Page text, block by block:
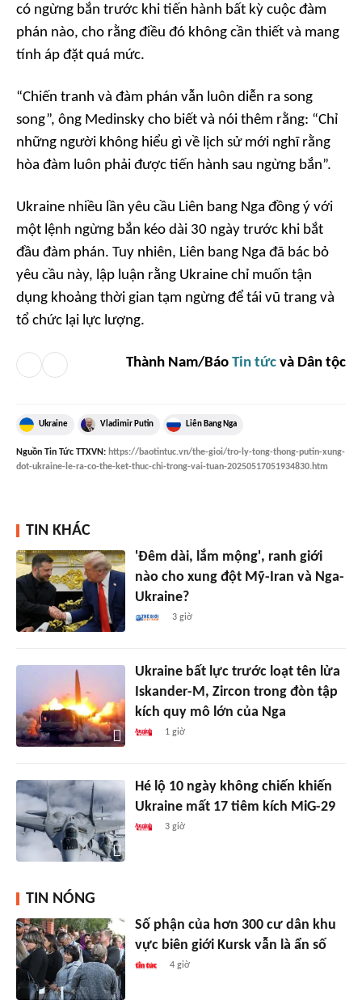
có ngừng bắn trước khi tiến hành bất kỳ cuộc đàm
phán nào, cho rằng điều đó không cần thiết và mang
tính áp đặt quá mức.
“Chiến tranh và đàm phán vẫn luôn diễn ra song
song”, ông Medinsky cho biết và nói thêm rằng: “Chỉ
những người không hiểu gì về lịch sử mới nghĩ rằng
hòa đàm luôn phải được tiến hành sau ngừng bắn”.
Ukraine nhiều lần yêu cầu Liên bang Nga đồng ý với
một lệnh ngừng bắn kéo dài 30 ngày trước khi bắt
đầu đàm phán. Tuy nhiên, Liên bang Nga đã bác bỏ
yêu cầu này, lập luận rằng Ukraine chỉ muốn tận
dụng khoảng thời gian tạm ngừng để tái vũ trang và
tổ chức lại lực lượng.
Thành Nam/Báo Tin tức và Dân tộc
Ukraine Vladimir Putin Liên Bang Nga
Nguồn Tin Tức TTXVN: https://baotintuc.vn/the-gioi/tro-ly-tong-thong-putin-xung-
dot-ukraine-le-ra-co-the-ket-thuc-chi-trong-vai-tuan-20250517051934830.htm
TIN KHÁC
'Đêm dài, lắm mộng', ranh giới
nào cho xung đột Mỹ-Iran và Nga-
Ukraine?
3 giờ
Ukraine bất lực trước loạt tên lửa
Iskander-M, Zircon trong đòn tập
kích quy mô lớn của Nga
1 giờ
Hé lộ 10 ngày không chiến khiến
Ukraine mất 17 tiêm kích MiG-29
3 giờ
TIN NÓNG
Số phận của hơn 300 cư dân khu
vực biên giới Kursk vẫn là ẩn số
4 giờ